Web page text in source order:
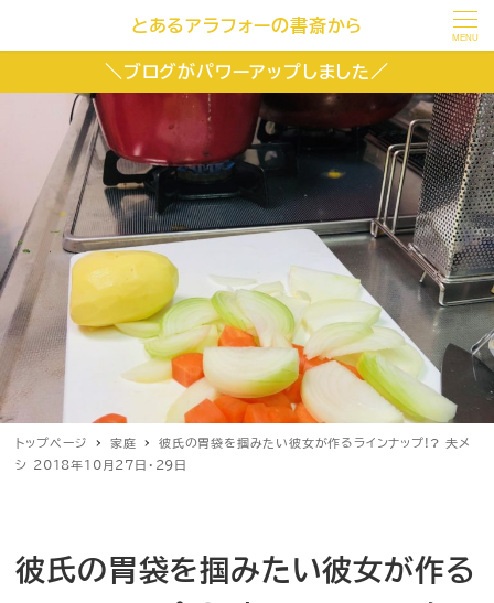
とあるアラフォーの書斎から
MENU
＼ブログがパワーアップしました／
トップページ 家庭
彼氏の胃袋を掴みたい彼女が作るラインナップ!? 夫メ
シ 2018年10月27日・29日
彼氏の胃袋を掴みたい彼女が作る